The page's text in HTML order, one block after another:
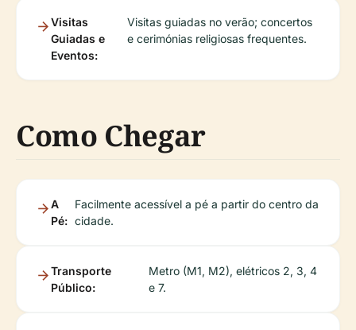
Visitas
Guiadas e
Eventos:
Visitas guiadas no verão; concertos
e cerimónias religiosas frequentes.
Como Chegar
A
Pé:
Facilmente acessível a pé a partir do centro da
cidade.
Transporte
Público:
Metro (M1, M2), elétricos 2, 3, 4
e 7.